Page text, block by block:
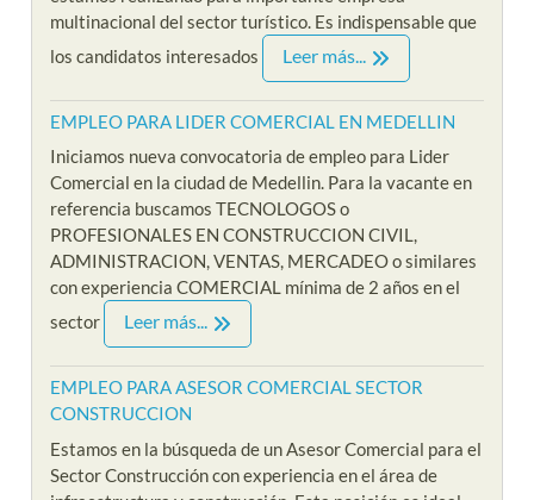
multinacional del sector turístico. Es indispensable que
los candidatos interesados
Leer más...
EMPLEO PARA LIDER COMERCIAL EN MEDELLIN
Iniciamos nueva convocatoria de empleo para Lider
Comercial en la ciudad de Medellin. Para la vacante en
referencia buscamos TECNOLOGOS o
PROFESIONALES EN CONSTRUCCION CIVIL,
ADMINISTRACION, VENTAS, MERCADEO o similares
con experiencia COMERCIAL mínima de 2 años en el
sector
Leer más...
EMPLEO PARA ASESOR COMERCIAL SECTOR
CONSTRUCCION
Estamos en la búsqueda de un Asesor Comercial para el
Sector Construcción con experiencia en el área de